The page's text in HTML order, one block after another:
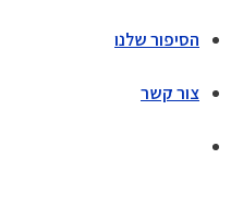
הסיפור שלנו
צור קשר